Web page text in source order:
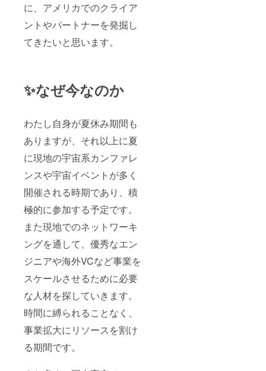
に、アメリカでのクライア
ントやパートナーを発掘し
てきたいと思います。
✨なぜ今なのか
わたし自身が夏休み期間も
ありますが、それ以上に夏
に現地の宇宙系カンファレ
ンスや宇宙イベントが多く
開催される時期であり、積
極的に参加する予定です。
また現地でのネットワーキ
ングを通して、優秀なエン
ジニアや海外VCなど事業を
スケールさせるために必要
な人材を探していきます。
時間に縛られることなく、
事業拡大にリソースを割け
る期間です。